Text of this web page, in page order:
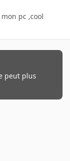
pc ,cool
peut plus